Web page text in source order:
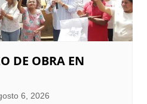
DE OBRA EN
6, 2026